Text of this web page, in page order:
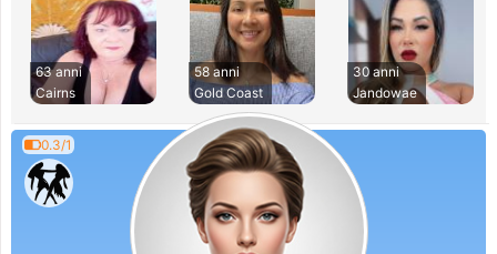
63 anni
Cairns
58 anni
Gold Coast
30 anni
Jandowae
0.3/1